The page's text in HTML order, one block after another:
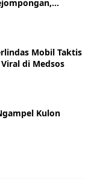
Mobil Taktis
di Medsos
Kulon